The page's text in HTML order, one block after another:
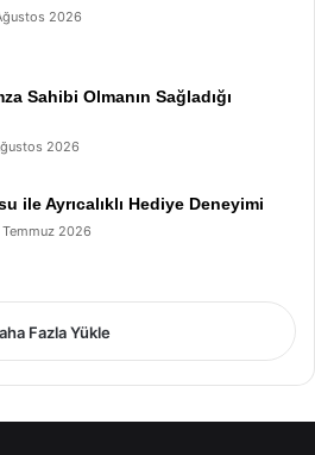
2026
Sahibi Olmanın Sağladığı
2026
ile Ayrıcalıklı Hediye Deneyimi
2026
Fazla Yükle